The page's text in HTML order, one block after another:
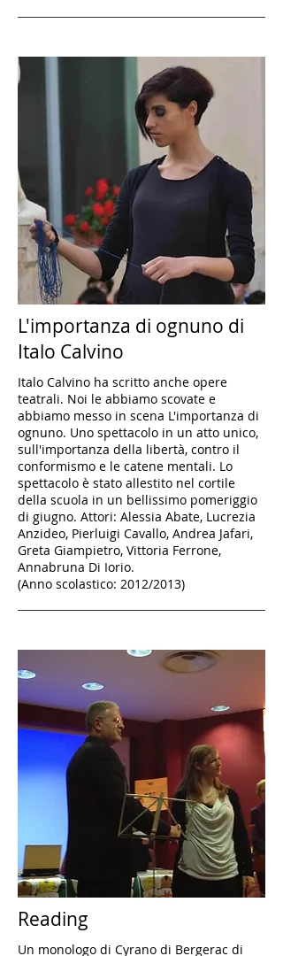
L'importanza di ognuno di
Italo Calvino
Italo Calvino ha scritto anche opere
teatrali. Noi le abbiamo scovate e
abbiamo messo in scena L'importanza di
ognuno. Uno spettacolo in un atto unico,
sull'importanza della libertà, contro il
conformismo e le catene mentali. Lo
spettacolo è stato allestito nel cortile
della scuola in un bellissimo pomeriggio
di giugno. Attori: Alessia Abate, Lucrezia
Anzideo, Pierluigi Cavallo, Andrea Jafari,
Greta Giampietro, Vittoria Ferrone,
Annabruna Di Iorio.
(Anno scolastico: 2012/2013)
Reading
Un monologo di Cyrano di Bergerac di